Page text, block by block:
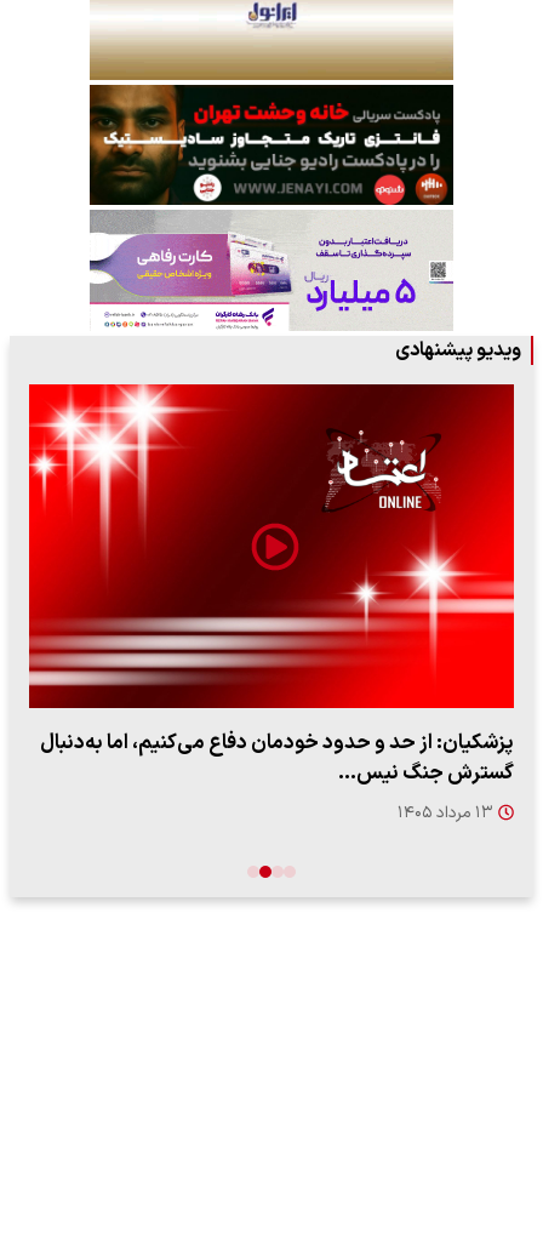
ویدیو پیشنهادی
پزشکیان: از حد و حدود خودمان دفاع می‌کنیم، اما به‌دنبال
گسترش جنگ نیس…
۱۳ مرداد ۱۴۰۵